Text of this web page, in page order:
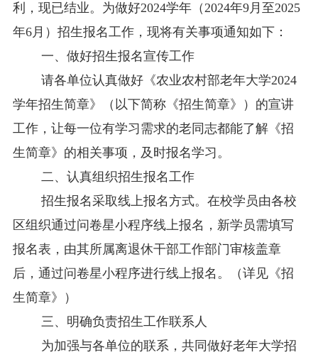
利，现已结业。为做好2024学年（2024年9月至2025
年6月）招生报名工作，现将有关事项通知如下：
一、 做好招生报名宣传工作
请各单位认真做好《农业农村部老年大学2024
学年招生简章》（以下简称《招生简章》）的宣讲
工作，让每一位有学习需求的老同志都能了解《招
生简章》的相关事项，及时报名学习。
二、 认真组织招生报名工作
招生报名采取线上报名方式。 在校学员由各校
区组织通过问卷星小程序线上报名，新学员需填写
报名表， 由其所属离退休干部工作部门审核盖章
后， 通过问卷星小程序进行线上报名。
（详见《招
生简章》
）
三、 明确负责招生工作联系人
为加强与各单位的联系，共同做好老年大学招